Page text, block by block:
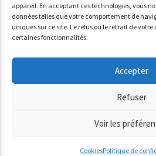
appareil. En acceptant ces technologies, vous
données telles que votre comportement de
uniques sur ce site. Le refus ou le retrait de
certaines fonctionnalités.
Accepter
Refuser
Voir les
CookiesPolitique de
Copyright 2025 www
l'agence webinformatiques.com
AGORA CÔTE D’AZUR